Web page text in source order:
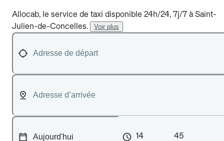
Allocab, le service de taxi disponible 24h/24, 7j/7 à Saint-
Julien-de-Concelles.
Voir plus
14 45